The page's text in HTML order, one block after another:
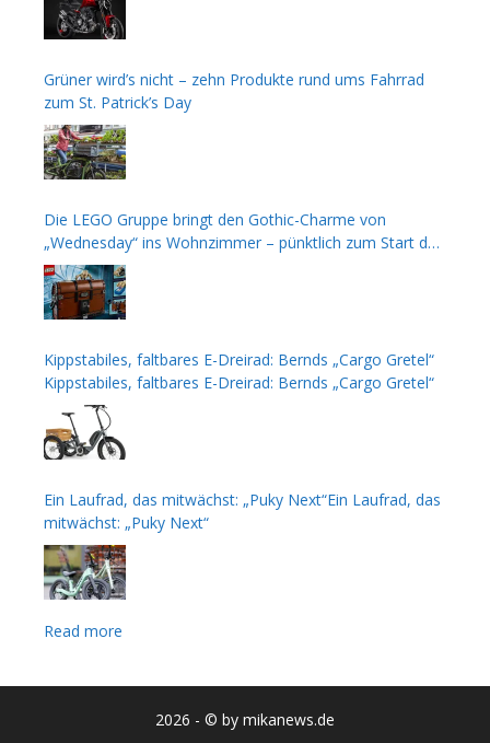
Grüner wird’s nicht – zehn Produkte rund ums Fahrrad
zum St. Patrick’s Day
Die LEGO Gruppe bringt den Gothic-Charme von
„Wednesday“ ins Wohnzimmer – pünktlich zum Start der
zweiten Staffel
Kippstabiles, faltbares E-Dreirad: Bernds „Cargo Gretel“
Kippstabiles, faltbares E-Dreirad: Bernds „Cargo Gretel“
Ein Laufrad, das mitwächst: „Puky Next“Ein Laufrad, das
mitwächst: „Puky Next“
Read more
2026 - © by mikanews.de